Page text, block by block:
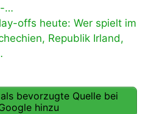
-…
offs heute: Wer spielt im
Republik Irland,
bevorzugte Quelle bei
hinzu